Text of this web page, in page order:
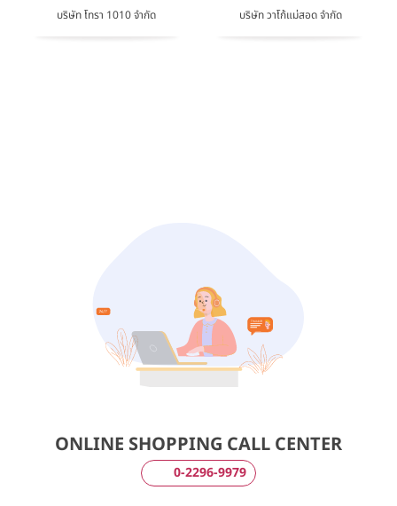
บริษัท โทรา 1010 จำกัด บริษัท วาโก้แม่สอด จำกัด
ONLINE SHOPPING CALL CENTER
0-2296-9979